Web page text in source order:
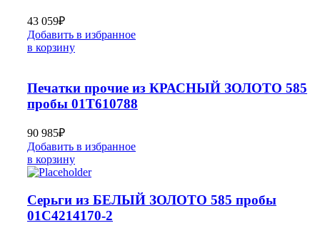
43 059₽
Добавить в избранное
в корзину
Печатки прочие из КРАСНЫЙ ЗОЛОТО 585
пробы 01Т610788
90 985₽
Добавить в избранное
в корзину
Серьги из БЕЛЫЙ ЗОЛОТО 585 пробы
01С4214170-2